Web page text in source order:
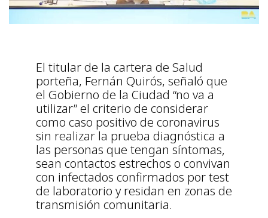
El titular de la cartera de Salud
porteña, Fernán Quirós, señaló que
el Gobierno de la Ciudad “no va a
utilizar” el criterio de considerar
como caso positivo de coronavirus
sin realizar la prueba diagnóstica a
las personas que tengan síntomas,
sean contactos estrechos o convivan
con infectados confirmados por test
de laboratorio y residan en zonas de
transmisión comunitaria.